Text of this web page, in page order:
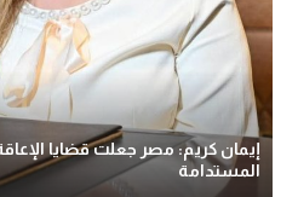
إيمان كريم: مصر جعلت قضايا
المستدامة